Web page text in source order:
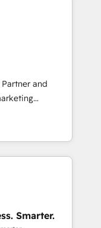
optimization
secure data
client
🛒 E-
pipelines;
ready
and
and mid-
want a strategic
creative
HubSpot
creating
Elixir Solutions - Your business. Smarter.